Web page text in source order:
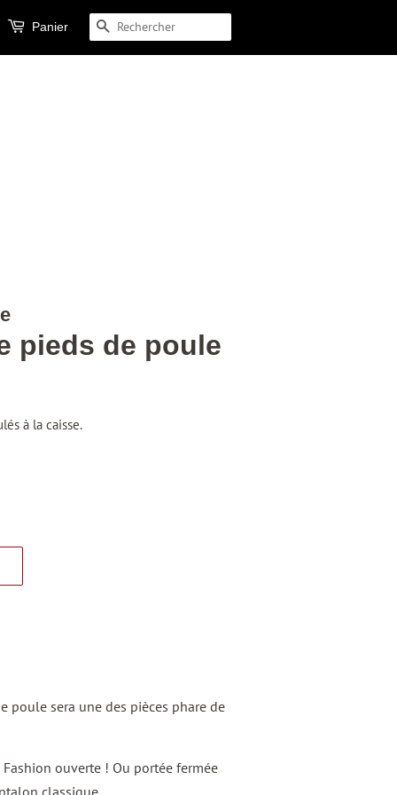
Panier RECHERCHE
pieds de poule
à la caisse.
poule sera une des pièces phare de
ouverte ! Ou portée fermée
classique .